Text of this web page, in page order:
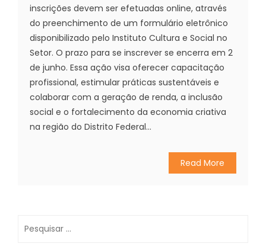
inscrições devem ser efetuadas online, através
do preenchimento de um formulário eletrônico
disponibilizado pelo Instituto Cultura e Social no
Setor. O prazo para se inscrever se encerra em 2
de junho. Essa ação visa oferecer capacitação
profissional, estimular práticas sustentáveis e
colaborar com a geração de renda, a inclusão
social e o fortalecimento da economia criativa
na região do Distrito Federal...
Read More